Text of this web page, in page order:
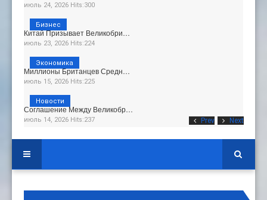
Prev Next
июль 24, 2026 Hits:300
Китай Призывает Великобри…
июль 23, 2026 Hits:224
Бизнес
Миллионы Британцев Средн…
июль 15, 2026 Hits:225
Экономика
Соглашение Между Великобр…
июль 14, 2026 Hits:237
Новости